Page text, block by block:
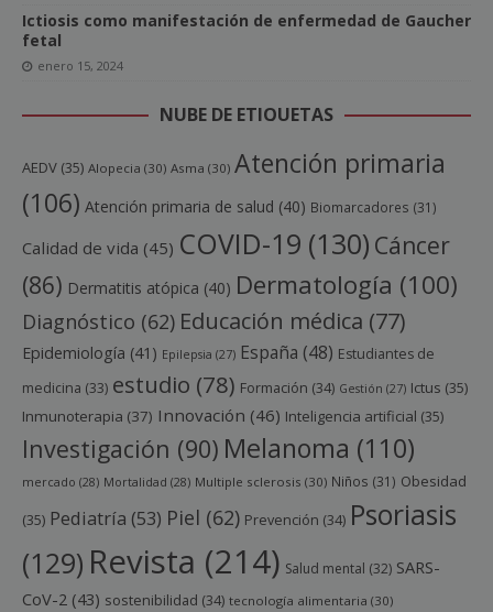
Ictiosis como manifestación de enfermedad de Gaucher
fetal
enero 15, 2024
NUBE DE ETIQUETAS
AEDV (35) Alopecia (30) Asma (30) Atención primaria
(106) Atención primaria de salud (40) Biomarcadores (31)
Calidad de vida (45) COVID-19 (130) Cáncer
(86) Dermatitis atópica (40) Dermatología (100)
Diagnóstico (62) Educación médica (77)
Epidemiología (41) Epilepsia (27) España (48) Estudiantes de
medicina (33) estudio (78) Formación (34) Gestión (27) Ictus (35)
Inmunoterapia (37) Innovación (46) Inteligencia artificial (35)
Investigación (90) Melanoma (110)
mercado (28) Mortalidad (28) Multiple sclerosis (30) Niños (31) Obesidad
(35) Pediatría (53) Piel (62) Prevención (34) Psoriasis
(129) Revista (214) Salud mental (32) SARS-
CoV-2 (43) sostenibilidad (34) tecnología alimentaria (30)